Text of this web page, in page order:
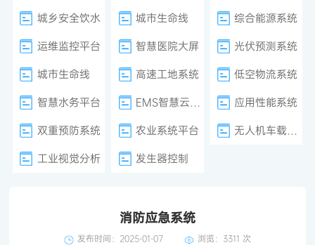
城乡安全饮水
城市生命线
综合能源系统
运维监控平台
智慧医院大屏
光伏预测系统
城市生命线
高速工地系统
低空物流系统
智慧水务平台
EMS智慧云平台
应用性能系统
双重预防系统
农业系统平台
无人机车载巡检
工业视觉分析
发生器控制
消防应急系统
发布时间：2025-01-07 浏览： 3311 次